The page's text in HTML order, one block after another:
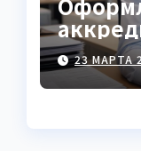
23 МАРТА